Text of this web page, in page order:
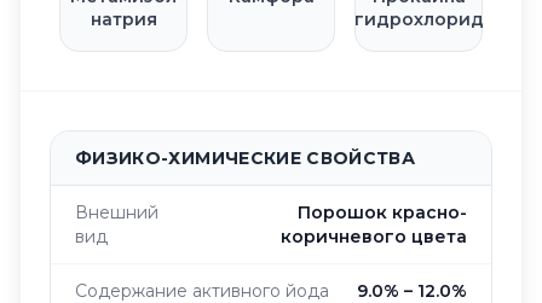
натрия
гидрохлорид
ФИЗИКО-ХИМИЧЕСКИЕ СВОЙСТВА
Внешний
вид
Порошок красно-
коричневого цвета
Содержание активного йода 9.0% – 12.0%